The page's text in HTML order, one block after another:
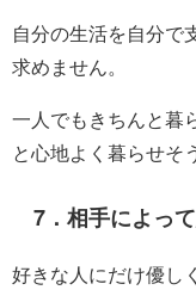
自分の生活を自分で
求めません。
一人でもきちんと暮
と心地よく暮らせそ
7．相手によっ
好きな人にだけ優し